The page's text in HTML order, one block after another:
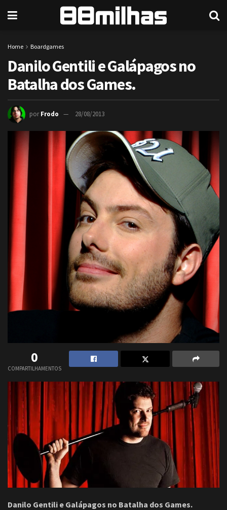
Home Boardgames
Danilo Gentili e Galápagos no
Batalha dos Games.
por Frodo 28/08/2013
0
COMPARTILHAMENTOS
Danilo Gentili e Galápagos no Batalha dos Games.